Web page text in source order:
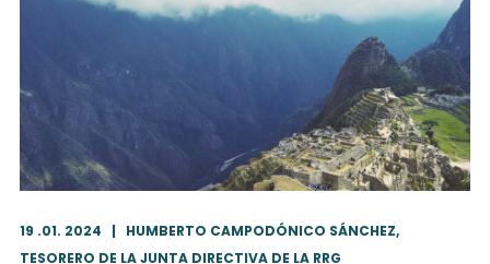
19 .01. 2024
HUMBERTO CAMPODÓNICO SÁNCHEZ,
TESORERO DE LA JUNTA DIRECTIVA DE LA RRG